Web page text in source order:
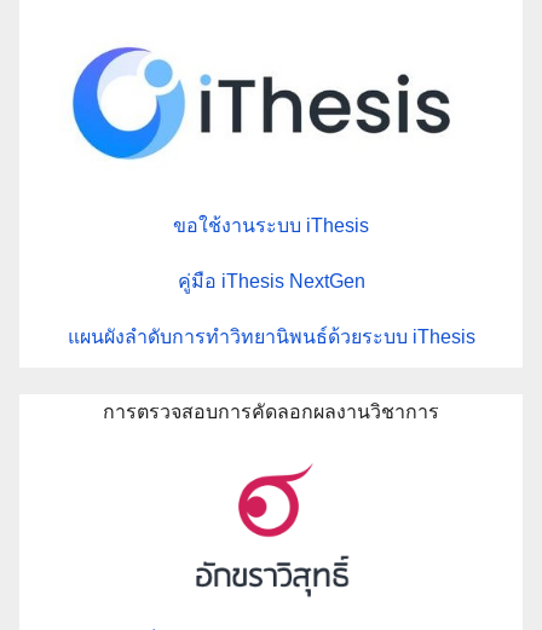
ขอใช้งานระบบ iThesis
คู่มือ iThesis NextGen
แผนผังลำดับการทำวิทยานิพนธ์ด้วยระบบ iThesis
การตรวจสอบการคัดลอกผลงานวิชาการ